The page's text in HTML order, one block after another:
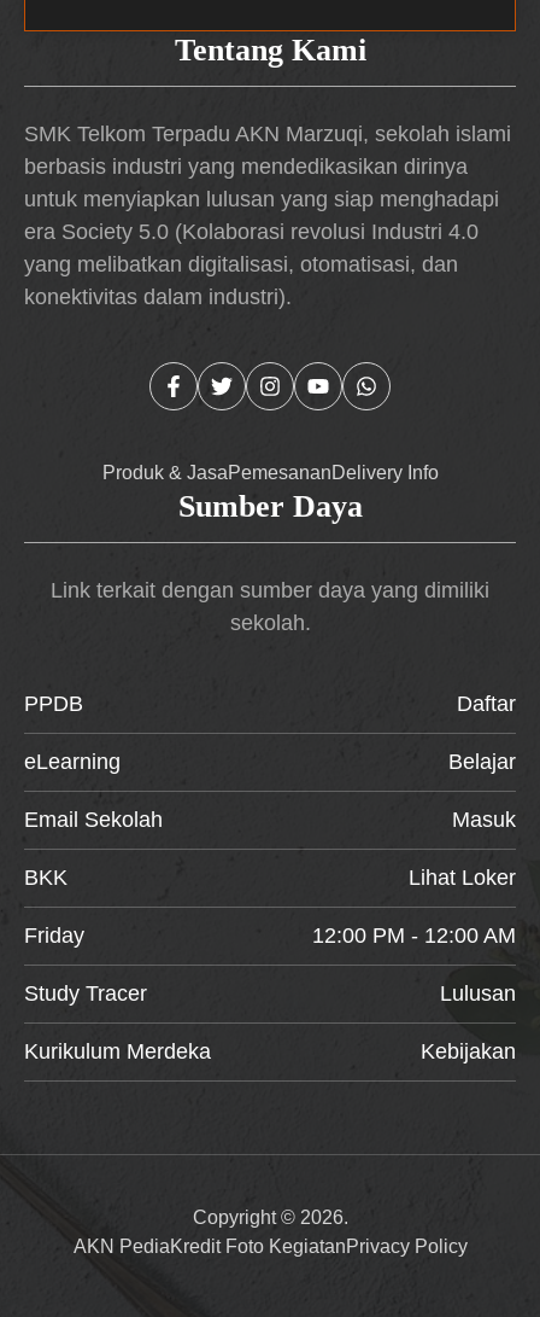
Tentang Kami
SMK Telkom Terpadu AKN Marzuqi, sekolah islami
berbasis industri yang mendedikasikan dirinya
untuk menyiapkan lulusan yang siap menghadapi
era Society 5.0 (Kolaborasi revolusi Industri 4.0
yang melibatkan digitalisasi, otomatisasi, dan
konektivitas dalam industri).
Produk & JasaPemesananDelivery Info
Sumber Daya
Link terkait dengan sumber daya yang dimiliki
sekolah.
PPDB Daftar
eLearning Belajar
Email Sekolah Masuk
BKK Lihat Loker
Friday 12:00 PM - 12:00 AM
Study Tracer Lulusan
Kurikulum Merdeka Kebijakan
Copyright © 2026.
AKN PediaKredit Foto KegiatanPrivacy Policy